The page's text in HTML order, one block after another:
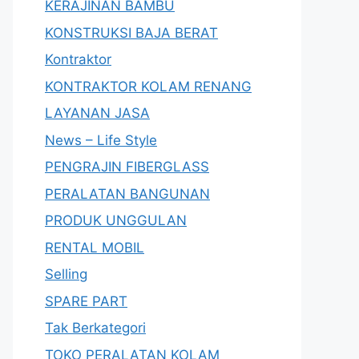
KERAJINAN BAMBU
KONSTRUKSI BAJA BERAT
Kontraktor
KONTRAKTOR KOLAM RENANG
LAYANAN JASA
News – Life Style
PENGRAJIN FIBERGLASS
PERALATAN BANGUNAN
PRODUK UNGGULAN
RENTAL MOBIL
Selling
SPARE PART
Tak Berkategori
TOKO PERALATAN KOLAM